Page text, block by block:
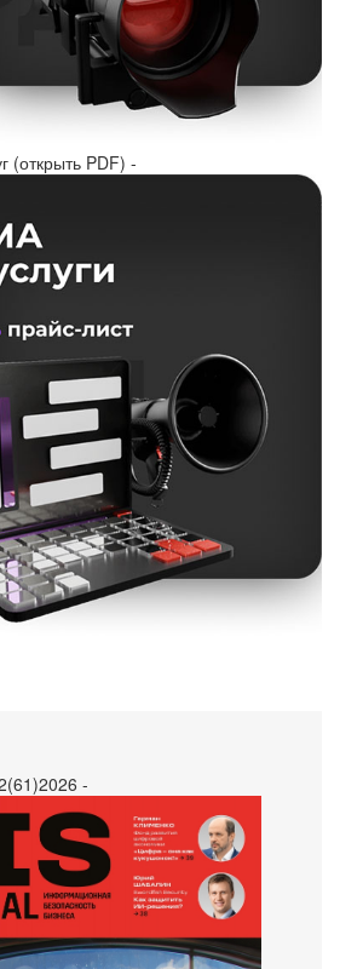
(открыть PDF) -
-